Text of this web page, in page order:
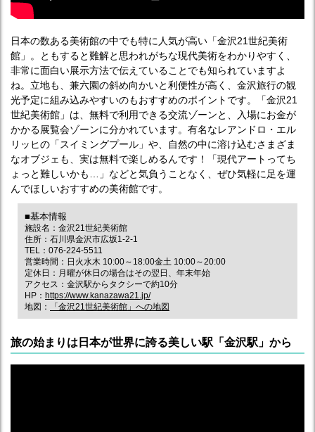
日本の数ある美術館の中でも特に人気が高い「金沢21世紀美術
館」。ともすると難解と思われがちな現代美術をわかりやすく、
非常に面白い展示方法で伝えていることでも知られていますよ
ね。立地も、兼六園の斜め向かいと利便性が高く、金沢旅行の観
光予定に組み込みやすいのもおすすめのポイントです。「金沢21
世紀美術館」は、無料で利用できる交流ゾーンと、入場にお金が
かかる展覧会ゾーンに分かれています。有名なレアンドロ・エル
リッヒの「スイミングプール」や、自然の中に溶け込むさまざま
なオブジェも、実は無料で楽しめるんです！「現代アートってち
ょっと難しいかも…」などと気負うことなく、ぜひ気軽に足を運
んでほしいおすすめの美術館です。
■基本情報
施設名：金沢21世紀美術館
住所：石川県金沢市広坂1-2-1
TEL：076-224-5511
営業時間：日火水木 10:00～18:00金土 10:00～20:00
定休日：月曜が休日の場合はその翌日、年末年始
アクセス：金沢駅からタクシーで約10分
HP： https://www.kanazawa21.jp/
地図：
「金沢21世紀美術館」への地図
旅の始まりは日本が世界に誇る美しい駅「金沢駅」から